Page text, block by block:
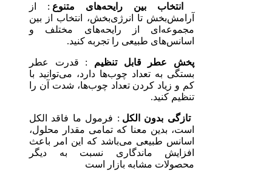
انتخاب بین رایحه‌های متنوع : از
آرامش‌بخش تا انرژی‌بخش، انتخاب از بین
مجموعه‌ای از رایحه‌های مختلف و
اسانس‌های طبیعی را تجربه کنید.
پخش عطر قابل تنظیم : قدرت عطر
بستگی به تعداد چوب‌ها دارد، می‌توانید با
کم و زیاد کردن تعداد چوب‌ها، شدت آن را
تنظیم کنید.
تازگی بدون الکل : فرمول ما فاقد الکل
است، بدین معنا که تمامی مقدار محلول،
اسانس طبیعی می‌باشد که این امر باعث
افزایش ماندگاری نسبت به دیگر
محصولات مشابه بازار است